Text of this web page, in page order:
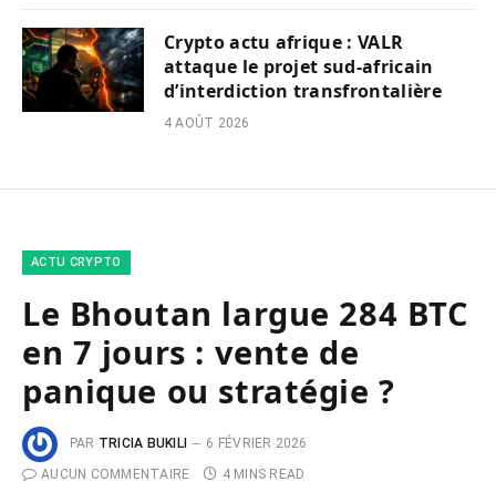
Crypto actu afrique : VALR
attaque le projet sud-africain
d’interdiction transfrontalière
4 AOÛT 2026
ACTU CRYPTO
Le Bhoutan largue 284 BTC
en 7 jours : vente de
panique ou stratégie ?
PAR TRICIA BUKILI
6 FÉVRIER 2026
AUCUN COMMENTAIRE
4 MINS READ